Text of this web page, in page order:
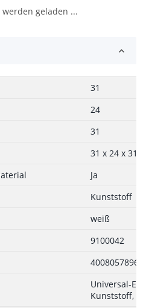
geladen ...
31
24
31
31 x 24 x 31
Ja
Kunststoff
weiß
9100042
Universal-
Kunststoff,